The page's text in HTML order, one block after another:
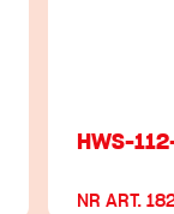
HWS-
NR ART.